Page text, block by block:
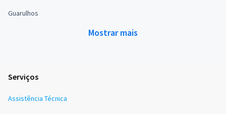
Guarulhos
Mostrar mais
Serviços
Assistência Técnica